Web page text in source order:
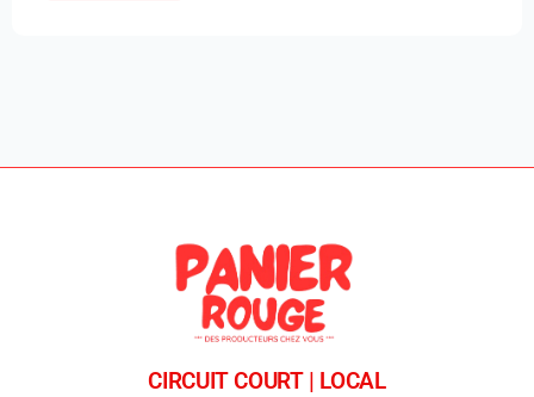
CIRCUIT COURT | LOCAL